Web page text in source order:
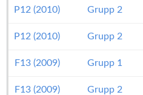
P12 (2010) Grupp 2
P12 (2010) Grupp 2
F13 (2009) Grupp 1
F13 (2009) Grupp 2